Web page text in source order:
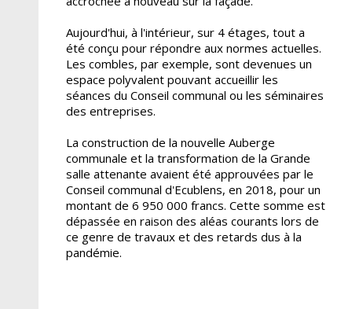
Aujourd'hui, à l'intérieur, sur 4 étages, tout a
été conçu pour répondre aux normes actuelles.
Les combles, par exemple, sont devenues un
espace polyvalent pouvant accueillir les
séances du Conseil communal ou les séminaires
des entreprises.
La construction de la nouvelle Auberge
communale et la transformation de la Grande
salle attenante avaient été approuvées par le
Conseil communal d'Ecublens, en 2018, pour un
montant de 6 950 000 francs. Cette somme est
dépassée en raison des aléas courants lors de
ce genre de travaux et des retards dus à la
pandémie.